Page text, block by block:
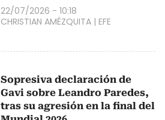
22/07/2026 - 10:18
CHRISTIAN AMÉZQUITA | EFE
Sopresiva declaración de
Gavi sobre Leandro Paredes,
tras su agresión en la final del